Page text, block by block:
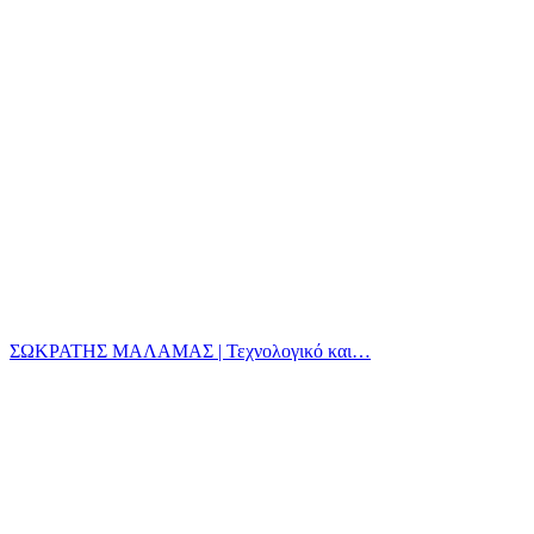
ΣΩΚΡΑΤΗΣ ΜΑΛΑΜΑΣ | Τεχνολογικό και…